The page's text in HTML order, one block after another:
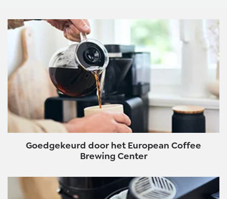
Goedgekeurd door het European Coffee
Brewing Center